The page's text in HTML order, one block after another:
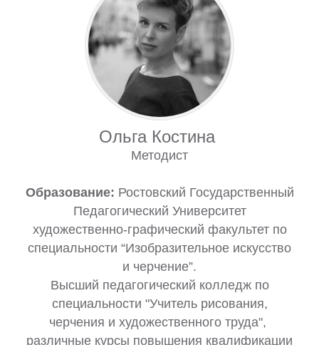
Ольга Костина
Методист
Образование: Ростовский Государственный
Педагогический Университет
художественно-графический факультет по
специальности “Изобразительное искусство
и черчение”.
Высший педагогический колледж по
специальности "Учитель рисования,
черчения и художественного труда",
различные курсы повышения квалификации